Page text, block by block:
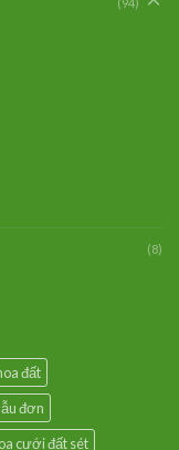
(94)
(8)
đất
đơn
cưới đất sét